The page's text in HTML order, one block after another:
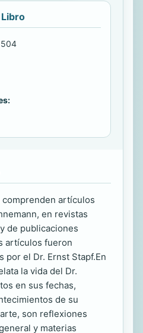
504
artículos
en revistas
de publicaciones
artículos fueron
por el Dr. Ernst Stapf.En
la vida del Dr.
en sus fechas,
de su
son reflexiones
y materias